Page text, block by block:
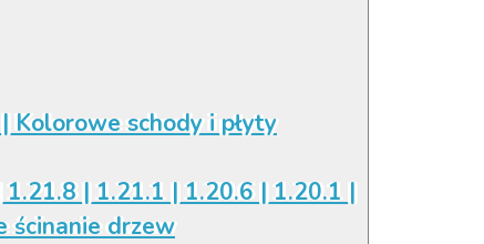
Kolorowe schody i płyty
| 1.21.1 | 1.20.6 | 1.20.1 |
ścinanie drzew